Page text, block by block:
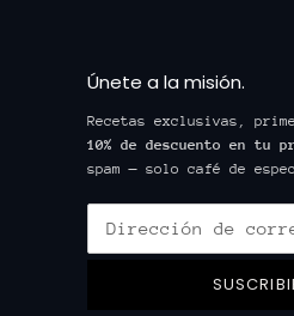
Únete a la misión.
Recetas exclusivas,
10% de descuento en tu
spam — solo café de